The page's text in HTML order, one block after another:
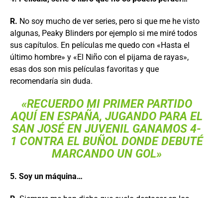
R. No soy mucho de ver series, pero si que me he visto
algunas, Peaky Blinders por ejemplo si me miré todos
sus capítulos. En películas me quedo con «Hasta el
último hombre» y «El Niño con el pijama de rayas»,
esas dos son mis películas favoritas y que
recomendaría sin duda.
«RECUERDO MI PRIMER PARTIDO
AQUÍ EN ESPAÑA, JUGANDO PARA EL
SAN JOSÉ EN JUVENIL GANAMOS 4-
1 CONTRA EL BUÑOL DONDE DEBUTÉ
MARCANDO UN GOL»
5. Soy un máquina…